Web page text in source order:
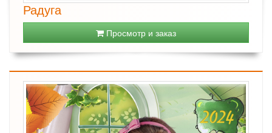
Радуга
Просмотр и заказ